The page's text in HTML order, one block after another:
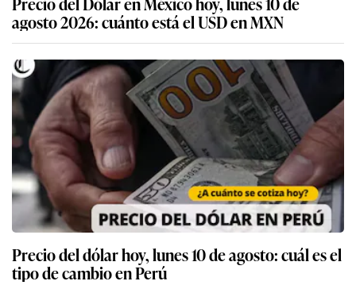
agosto 2026: cuánto está el USD en MXN
Precio del dólar hoy, lunes 10 de agosto: cuál es el
tipo de cambio en Perú